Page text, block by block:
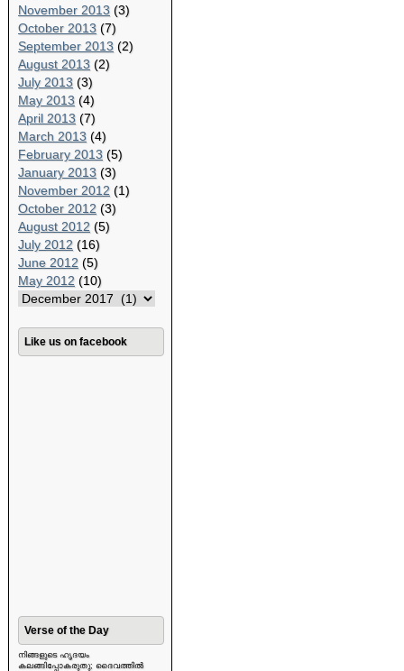
November 2013 (3)
October 2013 (7)
September 2013 (2)
August 2013 (2)
July 2013 (3)
May 2013 (4)
April 2013 (7)
March 2013 (4)
February 2013 (5)
January 2013 (3)
November 2012 (1)
October 2012 (3)
August 2012 (5)
July 2012 (16)
June 2012 (5)
May 2012 (10)
Like us on facebook
Verse of the Day
നിങ്ങളുടെ ഹൃദയം
കലങ്ങിപ്പോകരുതു; ദൈവത്തിൽ